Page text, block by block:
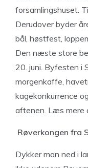
forsamlingshuset.
Derudover byder
bål, høstfest,
Den næste store
20. juni. Byfesten i
morgenkaffe,
kagekonkurrence
aftenen. Læs mere
Røverkongen fra
Dykker man ned i